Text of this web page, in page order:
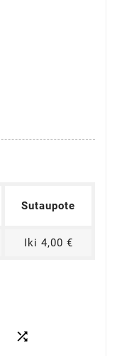
Sutaupote
Iki 4,00 €
